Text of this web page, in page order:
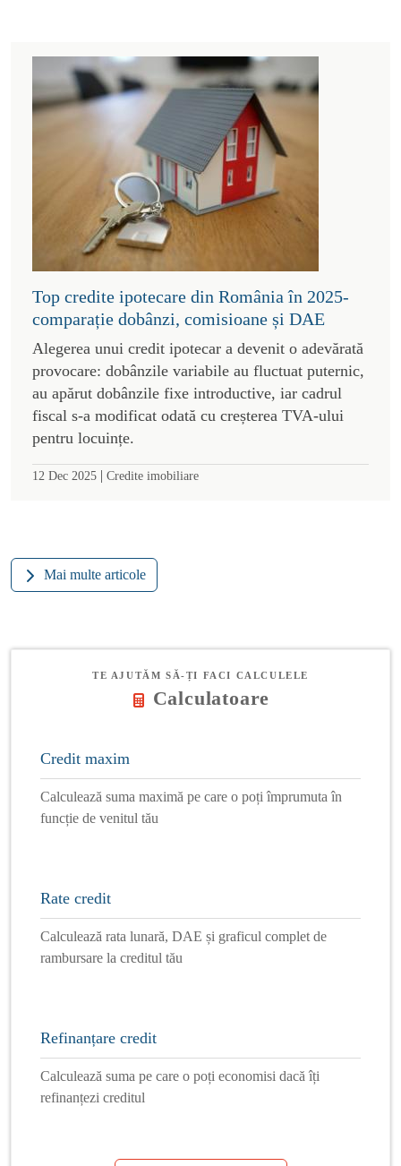
Top credite ipotecare din România în 2025-
comparație dobânzi, comisioane și DAE
Alegerea unui credit ipotecar a devenit o adevărată
provocare: dobânzile variabile au fluctuat puternic,
au apărut dobânzile fixe introductive, iar cadrul
fiscal s-a modificat odată cu creșterea TVA-ului
pentru locuințe.
12 Dec 2025 | Credite imobiliare
Mai multe articole
TE AJUTĂM SĂ-ȚI FACI CALCULELE
Calculatoare
Credit maxim
Calculează suma maximă pe care o poți împrumuta în
funcție de venitul tău
Rate credit
Calculează rata lunară, DAE și graficul complet de
rambursare la creditul tău
Refinanțare credit
Calculează suma pe care o poți economisi dacă îți
refinanțezi creditul